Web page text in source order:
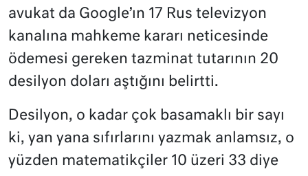
avukat da Google’ın 17 Rus televizyon
kanalına mahkeme kararı neticesinde
ödemesi gereken tazminat tutarının 20
desilyon doları aştığını belirtti.
Desilyon, o kadar çok basamaklı bir sayı
ki, yan yana sıfırlarını yazmak anlamsız, o
yüzden matematikçiler 10 üzeri 33 diye